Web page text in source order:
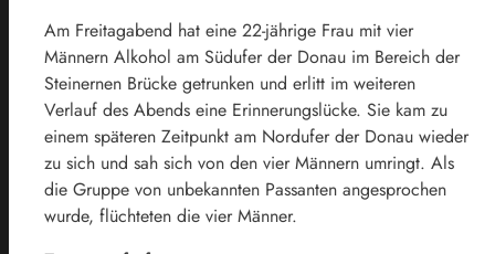
Am Freitagabend hat eine 22-jährige Frau mit vier
Männern Alkohol am Südufer der Donau im Bereich der
Steinernen Brücke getrunken und erlitt im weiteren
Verlauf des Abends eine Erinnerungslücke. Sie kam zu
einem späteren Zeitpunkt am Nordufer der Donau wieder
zu sich und sah sich von den vier Männern umringt. Als
die Gruppe von unbekannten Passanten angesprochen
wurde, flüchteten die vier Männer.